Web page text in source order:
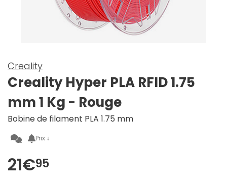
Creality
Creality Hyper PLA RFID 1.75
mm 1 Kg - Rouge
Bobine de filament PLA 1.75 mm
Prix ↓
21€95